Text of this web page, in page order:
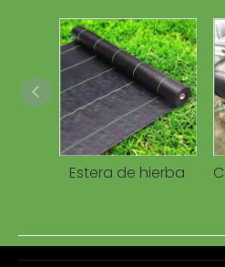
Estera de hierba